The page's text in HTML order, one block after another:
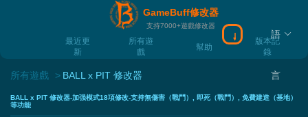
GameBuff修改器
支持7000+遊戲修改器
最近更
新
所有遊
戲
幫助
版本記
錄
下載Gamebuff
語
言
所有遊戲 BALL x PIT 修改器
BALL x PIT 修改器-加强模式18項修改-支持無傷害（戰鬥）, 即死（戰鬥）, 免費建造（基地）
等功能